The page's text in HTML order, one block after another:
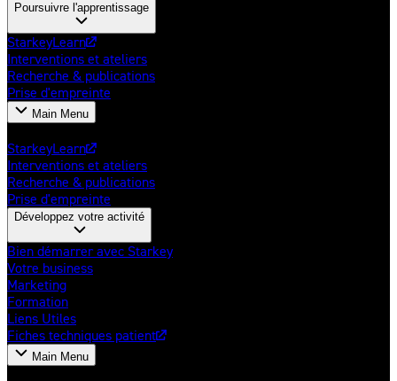
Poursuivre l'apprentissage
StarkeyLearn
Interventions et ateliers
Recherche & publications
Prise d'empreinte
Main Menu
StarkeyLearn
Interventions et ateliers
Recherche & publications
Prise d'empreinte
Développez votre activité
Bien démarrer avec Starkey
Votre business
Marketing
Formation
Liens Utiles
Fiches techniques patient
Main Menu